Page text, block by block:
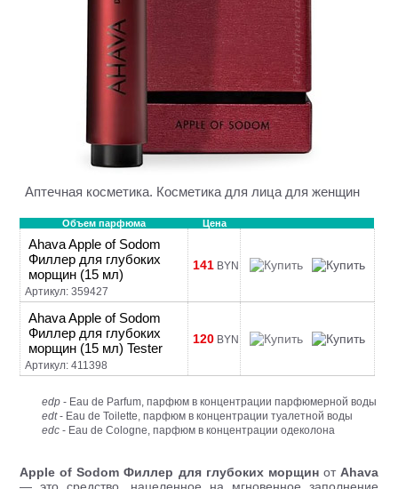
Аптечная косметика. Косметика для лица для женщин
Объем парфюма Цена
Ahava Apple of Sodom
Филлер для глубоких
морщин (15 мл)
Артикул: 359427
141 BYN
Ahava Apple of Sodom
Филлер для глубоких
морщин (15 мл) Tester
Артикул: 411398
120 BYN
edp - Eau de Parfum, парфюм в концентрации парфюмерной воды
edt- Eau de Toilette, парфюм в концентрации туалетной воды
edc - Eau de Cologne, парфюм в концентрации одеколона
Apple of Sodom Филлер для глубоких морщинот Ahava